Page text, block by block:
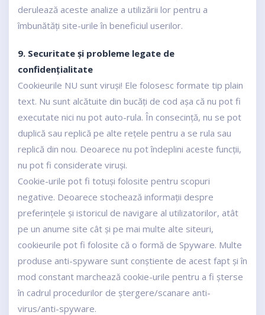
derulează aceste analize a utilizării lor pentru a
îmbunătăți site-urile în beneficiul userilor.
9. Securitate și probleme legate de
confidențialitate
Cookieurile NU sunt viruși! Ele folosesc formate tip plain
text. Nu sunt alcătuite din bucăți de cod așa că nu pot fi
executate nici nu pot auto-rula. În consecință, nu se pot
duplică sau replică pe alte rețele pentru a se rula sau
replică din nou. Deoarece nu pot îndeplini aceste funcții,
nu pot fi considerate viruși.
Cookie-urile pot fi totuși folosite pentru scopuri
negative. Deoarece stochează informații despre
preferințele și istoricul de navigare al utilizatorilor, atât
pe un anume site cât și pe mai multe alte siteuri,
cookieurile pot fi folosite că o formă de Spyware. Multe
produse anti-spyware sunt conștiente de acest fapt și în
mod constant marchează cookie-urile pentru a fi șterse
în cadrul procedurilor de ștergere/scanare anti-
virus/anti-spyware.